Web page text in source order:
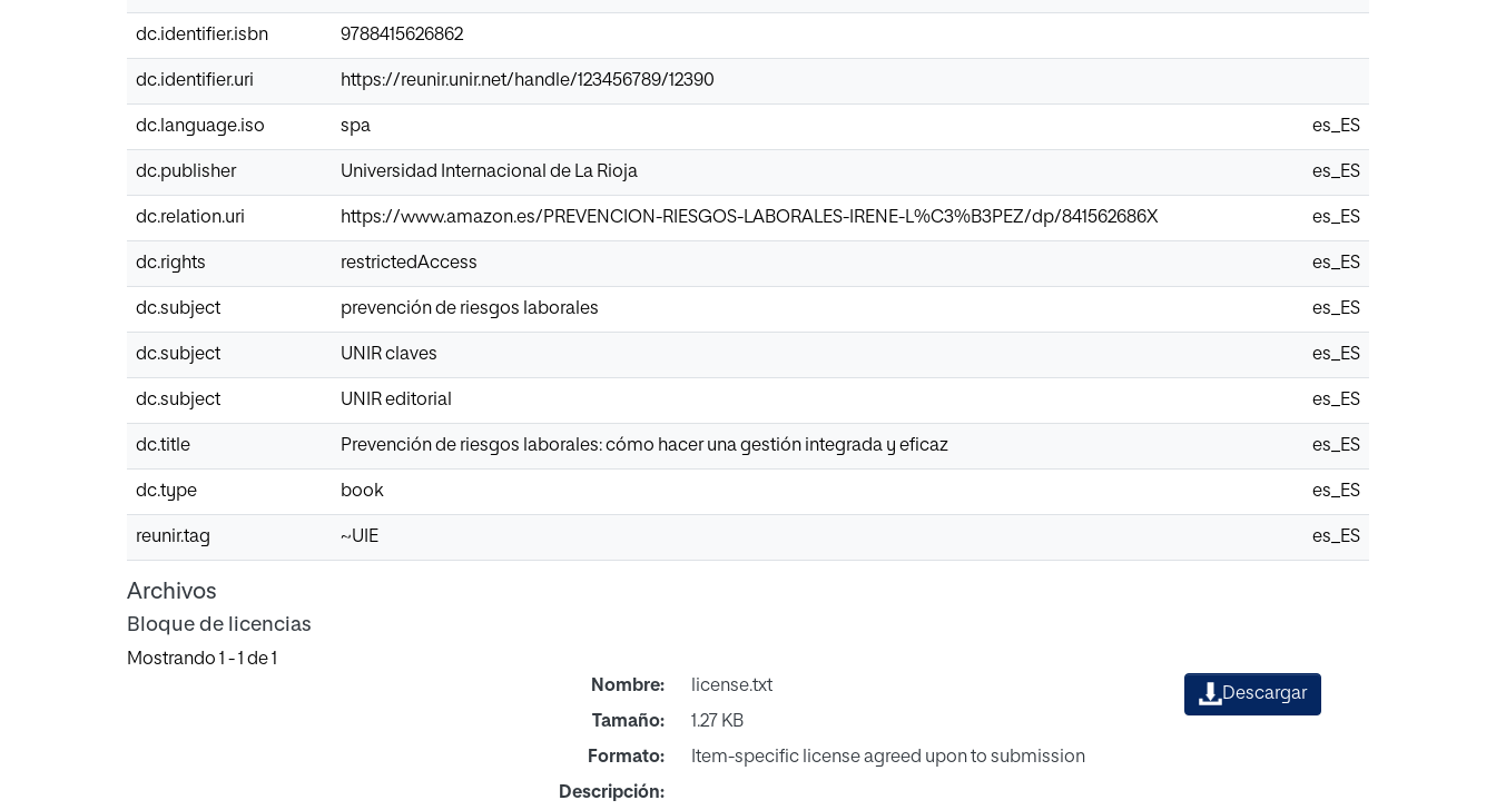
dc.identifier.isbn 9788415626862
dc.identifier.uri https://reunir.unir.net/handle/123456789/12390
dc.language.iso spa es_ES
dc.publisher Universidad Internacional de La Rioja es_ES
dc.relation.uri https://www.amazon.es/PREVENCION-RIESGOS-LABORALES-IRENE-L%C3%B3PEZ/dp/841562686X es_ES
dc.rights restrictedAccess es_ES
dc.subject prevención de riesgos laborales es_ES
dc.subject UNIR claves es_ES
dc.subject UNIR editorial es_ES
dc.title Prevención de riesgos laborales: cómo hacer una gestión integrada y eficaz es_ES
dc.type book es_ES
reunir.tag ~UIE es_ES
Archivos
Bloque de licencias
Mostrando 1 - 1 de 1
Nombre:
license.txt
Tamaño:
1.27 KB
Formato:
Item-specific license agreed upon to submission
Descripción:
Descargar